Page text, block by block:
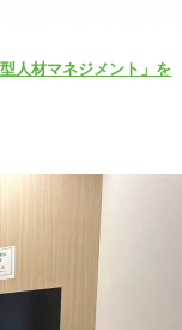
人材マネジメント」を